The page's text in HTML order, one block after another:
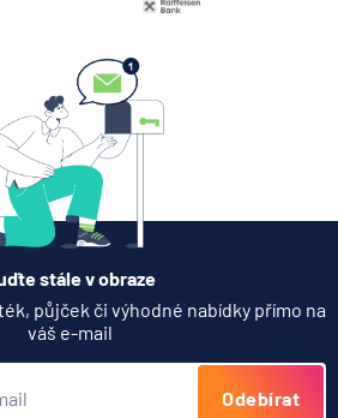
stále v obraze
půjček či výhodné nabídky přímo na
váš e-mail
Odebírat